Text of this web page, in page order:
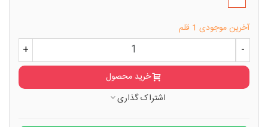
تصویر
آخرین موجودی 1 قلم
-
+
خرید محصول
اشتراک گذاری